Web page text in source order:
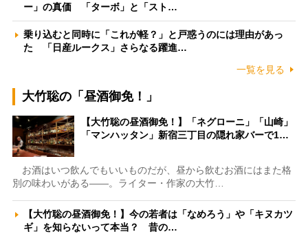
ー」の真価 「ターボ」と「スト…
乗り込むと同時に「これが軽？」と戸惑うのには理由があっ
た 「日産ルークス」さらなる躍進…
一覧を見る
大竹聡の「昼酒御免！」
【大竹聡の昼酒御免！】「ネグローニ」「山崎」
「マンハッタン」新宿三丁目の隠れ家バーで1…
お酒はいつ飲んでもいいものだが、昼から飲むお酒にはまた格
別の味わいがある――。ライター・作家の大竹…
【大竹聡の昼酒御免！】今の若者は「なめろう」や「キヌカツ
ギ」を知らないって本当？ 昔の…